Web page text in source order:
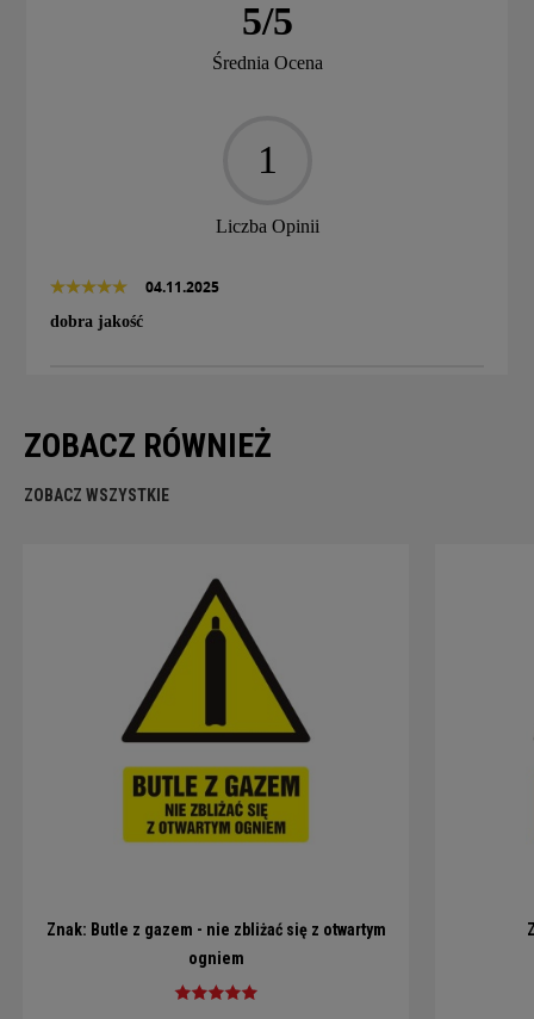
5/5
Średnia Ocena
1
Liczba Opinii
04.11.2025
dobra jakość
ZOBACZ RÓWNIEŻ
ZOBACZ WSZYSTKIE
Znak: Butle z gazem - nie zbliżać się z otwartym
ogniem